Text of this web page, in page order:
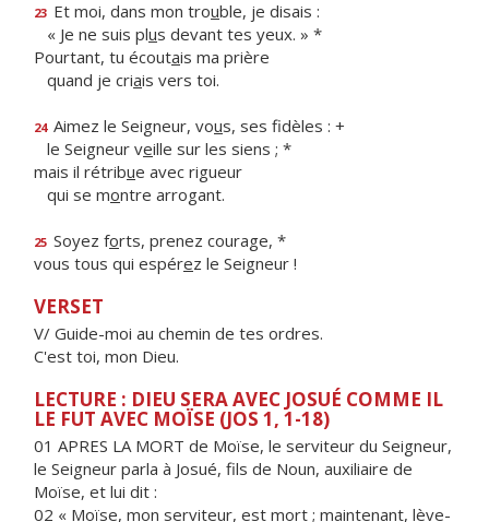
23 Et moi, dans mon trouble, je disais :
« Je ne suis plus devant tes yeux. » *
Pourtant, tu écoutais ma prière
quand je criais vers toi.
24 Aimez le Seigneur, vous, ses fidèles : +
le Seigneur veille sur les siens ; *
mais il rétribue avec rigueur
qui se montre arrogant.
25 Soyez forts, prenez courage, *
vous tous qui espérez le Seigneur !
VERSET
V/ Guide-moi au chemin de tes ordres.
C'est toi, mon Dieu.
LECTURE : DIEU SERA AVEC JOSUÉ COMME IL
LE FUT AVEC MOÏSE (JOS 1, 1-18)
01 APRES LA MORT de Moïse, le serviteur du Seigneur,
le Seigneur parla à Josué, fils de Noun, auxiliaire de
Moïse, et lui dit :
02 « Moïse, mon serviteur, est mort ; maintenant, lève-